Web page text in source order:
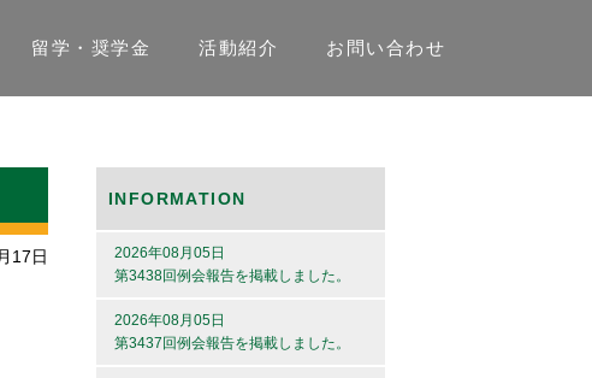
留学・奨学金 活動紹介 お問い合わせ
17日
INFORMATION
2026年08月05日
第3438回例会報告を掲載しました。
2026年08月05日
第3437回例会報告を掲載しました。